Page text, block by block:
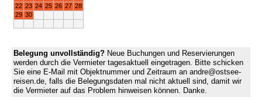
22 23 24 25 26 27 28
29 30
Belegung unvollständig? Neue Buchungen und Reservierungen
werden durch die Vermieter tagesaktuell eingetragen. Bitte schicken
Sie eine E-Mail mit Objektnummer und Zeitraum an andre@ostsee-
reisen.de, falls die Belegungsdaten mal nicht aktuell sind, damit wir
die Vermieter auf das Problem hinweisen können. Danke.